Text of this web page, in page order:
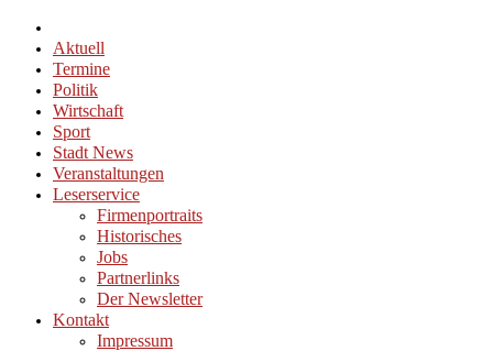
Aktuell
Termine
Politik
Wirtschaft
Sport
Stadt News
Veranstaltungen
Leserservice
Firmenportraits
Historisches
Jobs
Partnerlinks
Der Newsletter
Kontakt
Impressum